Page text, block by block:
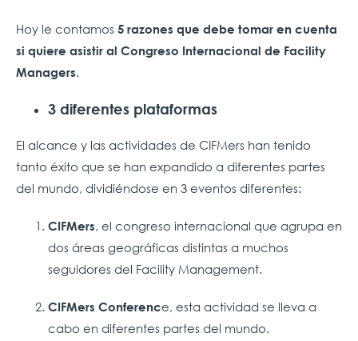
Hoy le contamos 5 razones que debe tomar en cuenta
si quiere asistir al Congreso Internacional de Facility
Managers.
3 diferentes plataformas
El alcance y las actividades de CIFMers han tenido
tanto éxito que se han expandido a diferentes partes
del mundo, dividiéndose en 3 eventos diferentes:
CIFMers, el congreso internacional que agrupa en
dos áreas geográficas distintas a muchos
seguidores del Facility Management.
CIFMers Conference, esta actividad se lleva a
cabo en diferentes partes del mundo.